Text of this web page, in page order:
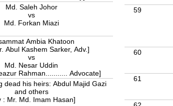
Md. Saleh Johor
vs
Md. Forkan Miazi
Ambia Khatoon
Abul Kashem Sarker, Adv.]
vs
Md. Nesar Uddin
Rahman........... Advocate]
dead his heirs: Abdul Majid Gazi
and others
: Mr. Md. Imam Hasan]
59
60
61